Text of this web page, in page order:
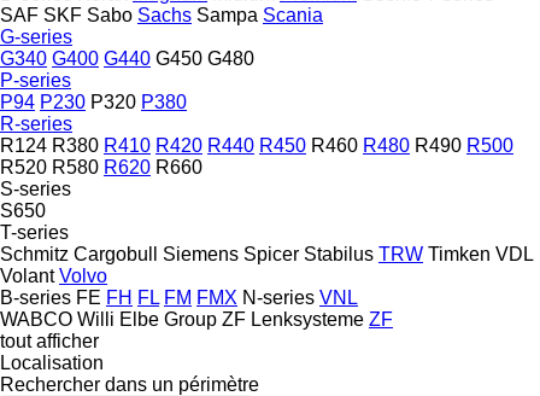
SAF SKF Sabo Sachs Sampa Scania
G-series
G340 G400 G440 G450 G480
P-series
P94 P230 P320 P380
R-series
R124 R380 R410 R420 R440 R450 R460 R480 R490 R500
R520 R580 R620 R660
S-series
S650
T-series
Schmitz Cargobull
Siemens Spicer Stabilus TRW Timken VDL
Volant Volvo
B-series FE FH FL FM FMX N-series VNL
WABCO Willi Elbe Group ZF Lenksysteme ZF
tout afficher
Localisation
Rechercher dans un périmètre